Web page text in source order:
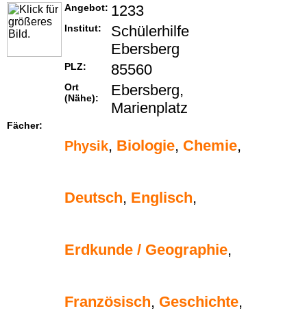
Angebot: 1233
Institut:
Schülerhilfe
Ebersberg
PLZ: 85560
Ort
(Nähe):
Ebersberg,
Marienplatz
Fächer:
Physik, Biologie, Chemie,
Deutsch, Englisch,
Erdkunde / Geographie,
Französisch, Geschichte,